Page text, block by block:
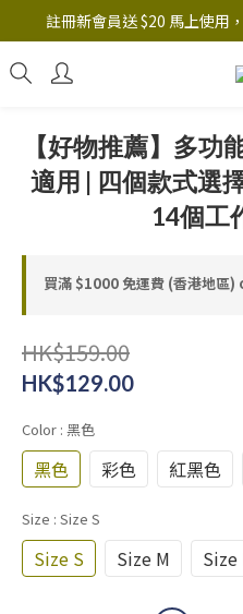
註冊新會員送 $20 馬上使用
註冊新會員送 $20 馬上使用
B.Y.O.B Mask
【好物推薦】多功
適用 | 四個款式選
14個工
買滿 $1000 免運費 (香港地區
HK$159.00
HK$129.00
Color : 黑色
黑色 彩色 紅黑色
Size : Size S
Size S Size M Size